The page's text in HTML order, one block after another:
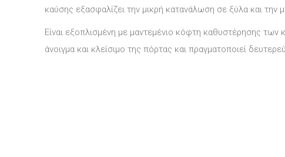
καύσης εξασφαλίζει την μικρή κατανάλωση σε ξύλα και την
Είναι εξοπλισμένη με μαντεμένιο κόφτη καθυστέρησης
άνοιγμα και κλείσιμο της πόρτας και πραγματοποιεί